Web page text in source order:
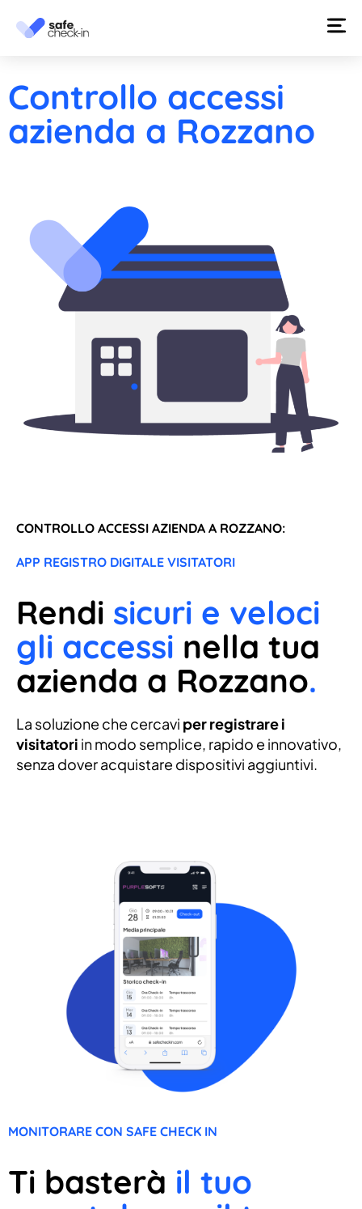
Controllo accessi
azienda a Rozzano
CONTROLLO ACCESSI AZIENDA A ROZZANO:
APP REGISTRO DIGITALE VISITATORI
Rendi sicuri e veloci
gli accessi nella tua
azienda a Rozzano.
La soluzione che cercavi per registrare i
visitatori in modo semplice, rapido e innovativo,
senza dover acquistare dispositivi aggiuntivi.
MONITORARE CON SAFE CHECK IN
Ti basterà il tuo